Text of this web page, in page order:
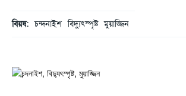
বিয়ষ: চন্দনাইশ বিদ্যুৎস্পৃষ্ট মুয়াজ্জিন